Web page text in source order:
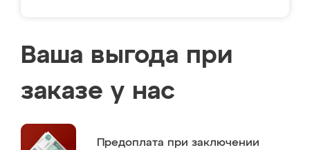
Ваша выгода при
заказе у нас
Предоплата при заключении